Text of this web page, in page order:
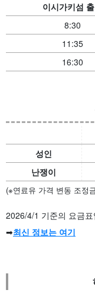
이시가키섬
8:30
11:35
16:30
성인
난쟁이
(※연료유 가격 변동 조정
2026/4/1 기준의 요금
➡︎최신 정보는 여기